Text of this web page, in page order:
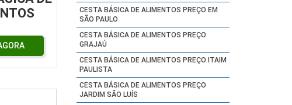
CESTA BÁSICA DE ALIMENTOS PREÇO EM
SÃO PAULO
CESTA BÁSICA DE ALIMENTOS PREÇO
GRAJAÚ
CESTA BÁSICA DE ALIMENTOS PREÇO ITAIM
PAULISTA
CESTA BÁSICA DE ALIMENTOS PREÇO
JARDIM SÃO LUÍS